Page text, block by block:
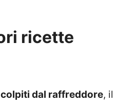
ricette
dal raffreddore, il